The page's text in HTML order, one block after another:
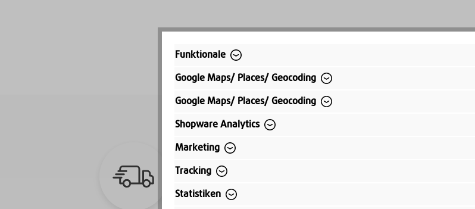
Funktionale
Google Maps/ Places/ Geocoding
Google Maps/ Places/ Geocoding
Shopware Analytics
Marketing
Tracking
Statistiken